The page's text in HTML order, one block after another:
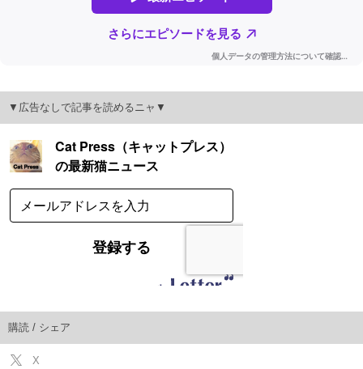
▼広告なしで記事を読めるニャ▼
購読 / シェア
X